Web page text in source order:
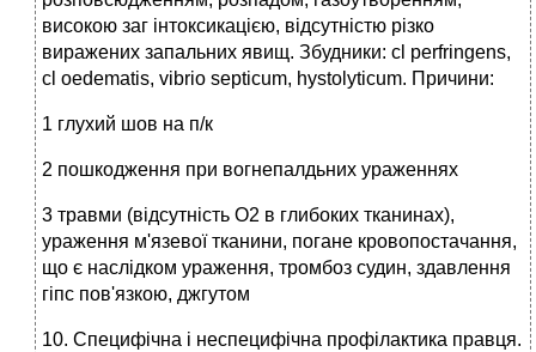
високою заг інтоксикацією, відсутністю різко
виражених запальних явищ. Збудники: cl perfringens,
cl oedematis, vibrio septicum, hystolyticum. Причини:
1 глухий шов на п/к
2 пошкодження при вогнепалдьних ураженнях
3 травми (відсутність О2 в глибоких тканинах),
ураження м'язевої тканини, погане кровопостачання,
що є наслідком ураження, тромбоз судин, здавлення
гіпс пов'язкою, джгутом
10. Специфічна і неспецифічна профілактика правця.